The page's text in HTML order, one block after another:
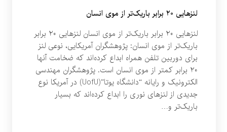
لنزهایی ۲۰ برابر باریک‌تر از موی انسان
لنزهایی ۲۰ برابر باریک‌تر از موی انسان لنزهایی ۲۰ برابر
باریک‌تر از موی انسان: پژوهشگران آمریکایی، نوعی لنز
برای دوربین تلفن همراه ابداع کرده‌اند که ضخامت آنها
۲۰ برابر کمتر از موی انسان است. پژوهشگران مهندسی
الکترونیک و رایانه “دانشگاه یوتا”(UofU) در آمریکا نوع
جدیدی از لنزهای نوری را ابداع کرده‌اند که بسیار
باریک‌تر و…